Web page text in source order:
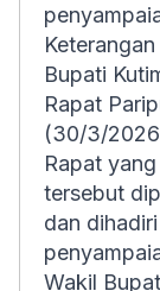
Bupati
Rapat
(30/3/
Rapat
tersebut
dan
Wakil